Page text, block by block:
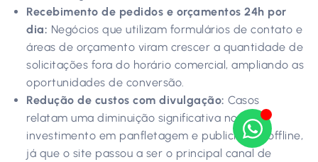
Recebimento de pedidos e orçamentos 24h por
dia: Negócios que utilizam formulários de contato e
áreas de orçamento viram crescer a quantidade de
solicitações fora do horário comercial, ampliando as
oportunidades de conversão.
Redução de custos com divulgação: Casos
relatam uma diminuição significativa no
investimento em panfletagem e publicidade offline,
já que o site passou a ser o principal canal de